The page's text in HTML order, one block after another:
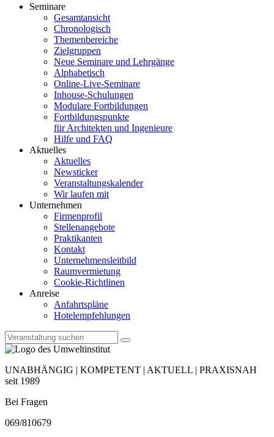
Seminare
Gesamtansicht
Chronologisch
Themenbereiche
Zielgruppen
Neue Seminare und Lehrgänge
Alphabetisch
Online-Live-Seminare
Inhouse-Schulungen
Modulare Fortbildungen
Fortbildungspunkte
für Architekten und Ingenieure
Hilfe und FAQ
Aktuelles
Aktuelles
Newsticker
Veranstaltungskalender
Wir laufen mit
Unternehmen
Firmenprofil
Stellenangebote
Praktikanten
Kontakt
Unternehmensleitbild
Raumvermietung
Cookie-Richtlinen
Anreise
Anfahrtspläne
Hotelempfehlungen
UNABHÄNGIG | KOMPETENT | AKTUELL | PRAXISNAH
seit 1989
Bei Fragen
069/810679